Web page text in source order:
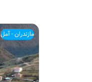
مازندران - آمل